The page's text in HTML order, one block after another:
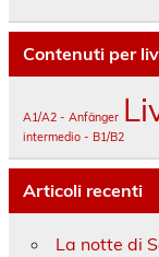
Contenuti per
A1/A2 - Anfänger
intermedio - B1/B2
Articoli recenti
La notte di